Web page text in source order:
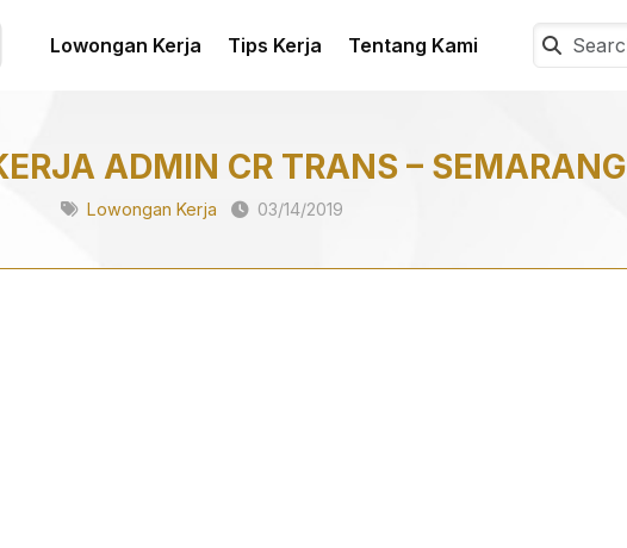
Lowongan Kerja Tips Kerja Tentang Kami
ADMIN CR TRANS – SEMARANG
Lowongan Kerja 03/14/2019